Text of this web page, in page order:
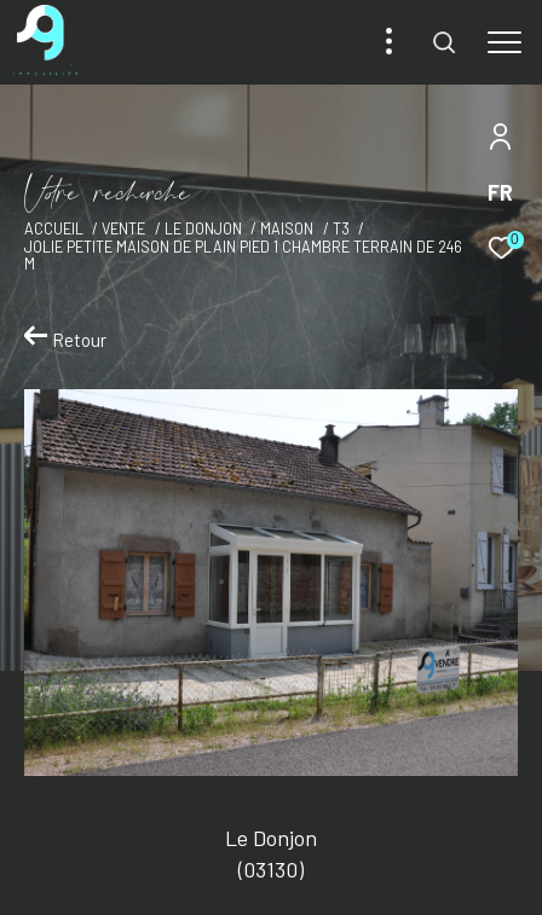
FR
0
Vore recece
ACCUEIL VENTE LE DONJON MAISON
T3
JOLIE PETITE MAISON DE PLAIN PIED 1 CHAMBRE TERRAIN DE 246
M
Retour
Le Donjon
(03130)